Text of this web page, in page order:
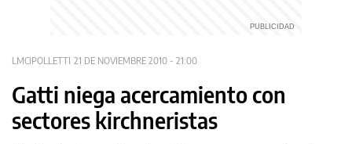
LMCIPOLLETTI 21 DE NOVIEMBRE 2010 - 21:00
Gatti niega acercamiento con
sectores kirchneristas